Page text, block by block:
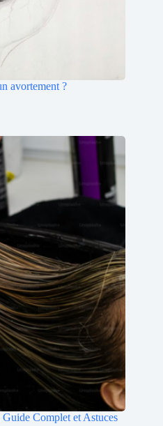
avortement ?
Complet et Astuces